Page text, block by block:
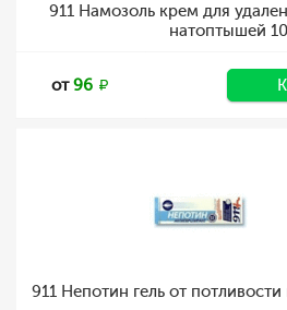
911 Намозоль крем для
натоптышей
от96
911 Непотин гель от